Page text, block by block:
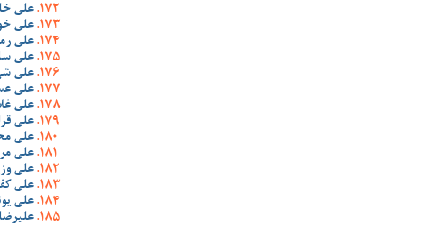
علی
علی
علی
علی
علی
علی
علی
علی
علی
علی
علی
علی
علی